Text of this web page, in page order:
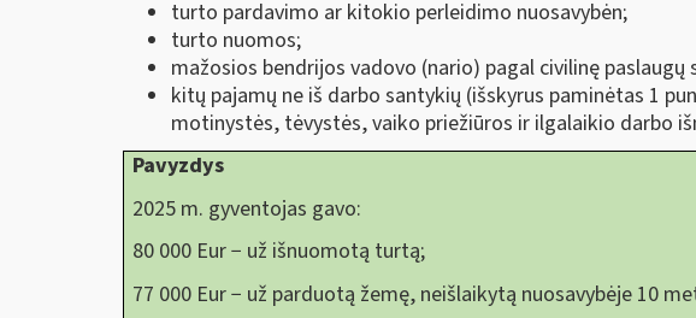
turto pardavimo ar kitokio perleidimo nuosavybėn;
turto nuomos;
mažosios bendrijos vadovo (nario) pagal civilinę
kitų pajamų ne iš darbo santykių (išskyrus paminėtas 1
motinystės, tėvystės, vaiko priežiūros ir ilgalaikio darbo
Pavyzdys
2025 m. gyventojas gavo:
80 000 Eur − už išnuomotą turtą;
77 000 Eur − už parduotą žemę, neišlaikytą nuosavybėje 10